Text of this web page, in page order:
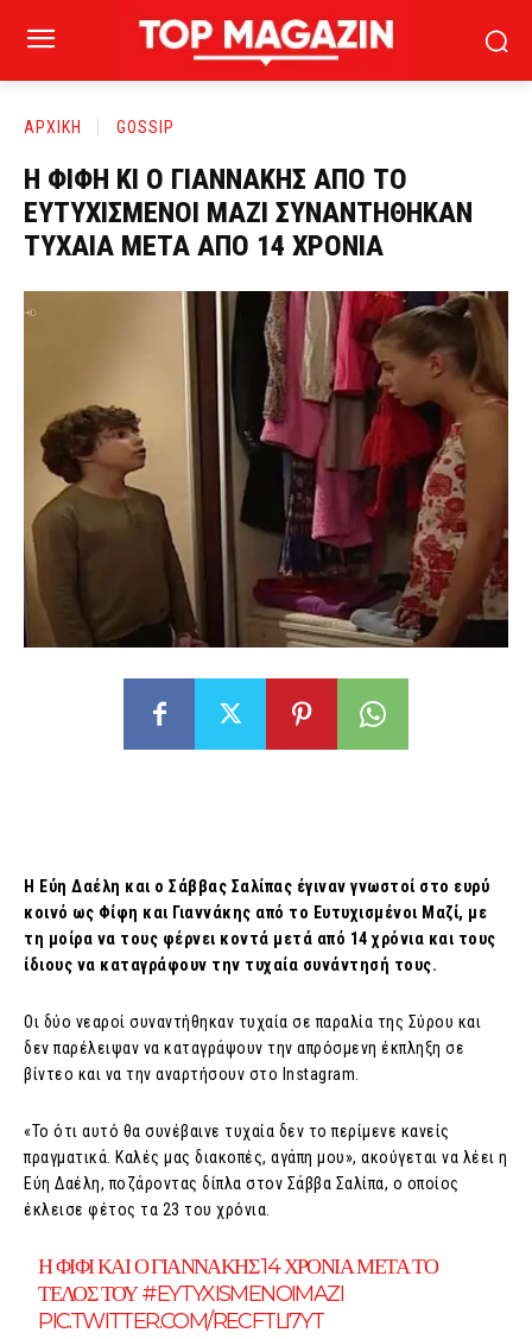
ΑΡΧΙΚΗ GOSSIP
Η ΦΙΦΗ ΚΙ Ο ΓΙΑΝΝΑΚΗΣ ΑΠΟ ΤΟ
ΕΥΤΥΧΙΣΜΕΝΟΙ ΜΑΖΙ ΣΥΝΑΝΤΗΘΗΚΑΝ
ΤΥΧΑΙΑ ΜΕΤΑ ΑΠΟ 14 ΧΡΟΝΙΑ
Η Εύη Δαέλη και ο Σάββας Σαλίπας έγιναν γνωστοί στο ευρύ
κοινό ως Φίφη και Γιαννάκης από το Ευτυχισμένοι Μαζί, με
τη μοίρα να τους φέρνει κοντά μετά από 14 χρόνια και τους
ίδιους να καταγράφουν την τυχαία συνάντησή τους.
Οι δύο νεαροί συναντήθηκαν τυχαία σε παραλία της Σύρου και
δεν παρέλειψαν να καταγράψουν την απρόσμενη έκπληξη σε
βίντεο και να την αναρτήσουν στο Instagram.
«Το ότι αυτό θα συνέβαινε τυχαία δεν το περίμενε κανείς
πραγματικά. Καλές μας διακοπές, αγάπη μου», ακούγεται να λέει η
Εύη Δαέλη, ποζάροντας δίπλα στον Σάββα Σαλίπα, ο οποίος
έκλεισε φέτος τα 23 του χρόνια.
Η ΦΙΦΙ ΚΑΙ Ο ΓΙΑΝΝΑΚΗΣ 14 ΧΡΟΝΙΑ ΜΕΤΑ ΤΟ
ΤΕΛΟΣ ΤΟΥ#EYTYXISMENOIMAZI
PIC.TWITTER.COM/RECFTLI7YT